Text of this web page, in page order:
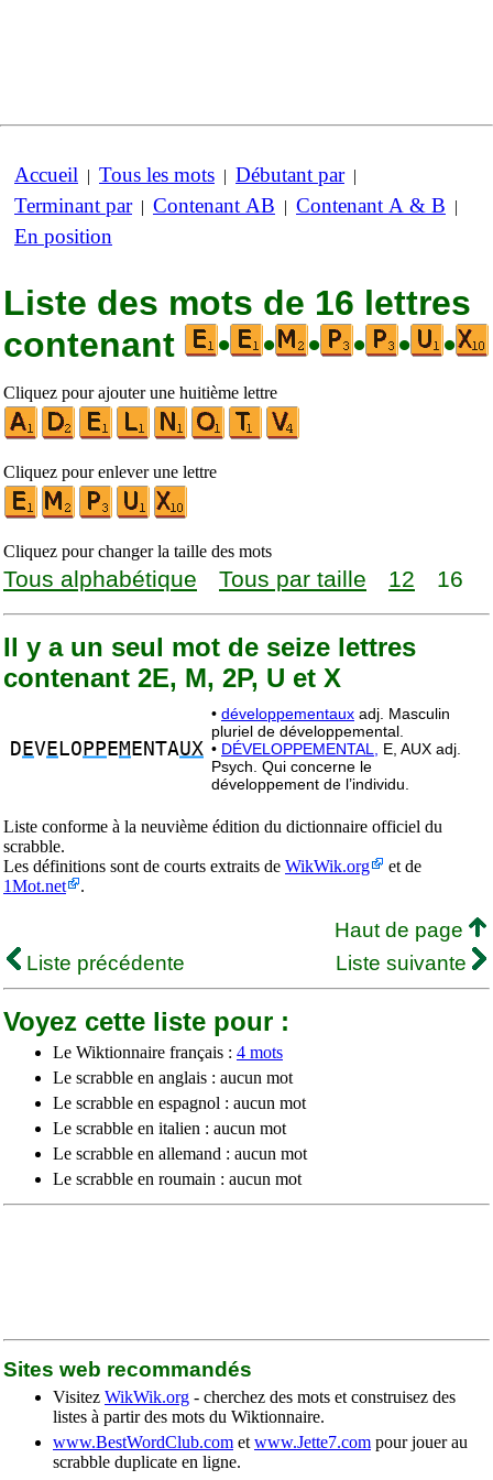
Accueil | Tous les mots | Débutant par|
Terminant par| Contenant AB | Contenant A & B |
En position
Liste des mots de 16 lettres
contenant
• • • • • •
Cliquez pour ajouter une huitième lettre
Cliquez pour enlever une lettre
Cliquez pour changer la taille des mots
Tous alphabétique Tous par taille 12 16
Il y a un seul mot de seize lettres
contenant 2E, M, 2P, U et X
D EVE LO PP EM ENTAUX
• développementaux adj. Masculin
pluriel de développemental.
• DÉVELOPPEMENTAL,
E, AUX adj.
Psych. Qui concerne le
développement de l’individu.
Liste conforme à la neuvième édition du dictionnaire officiel du
scrabble.
Les définitions sont de courts extraits de WikWik.org
et de
1Mot.net
.
Haut de page
Liste précédente
Liste suivante
Voyez cette liste pour :
Le Wiktionnaire français : 4 mots
Le scrabble en anglais : aucun mot
Le scrabble en espagnol : aucun mot
Le scrabble en italien : aucun mot
Le scrabble en allemand : aucun mot
Le scrabble en roumain : aucun mot
Sites web recommandés
Visitez WikWik.org - cherchez des mots et construisez des
listes à partir des mots du Wiktionnaire.
www.BestWordClub.com et www.Jette7.com pour jouer au
scrabble duplicate en ligne.